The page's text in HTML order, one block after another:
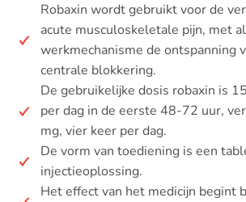
Robaxin wordt gebruikt voor de
acute musculoskeletale pijn, met
werkmechanisme de ontspanning
centrale blokkering.
De gebruikelijke dosis robaxin is
per dag in de eerste 48-72 uur,
mg, vier keer per dag.
De vorm van toediening is een
injectieoplossing.
Het effect van het medicijn begint